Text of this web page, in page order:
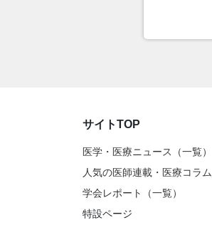
サイトTOP
医学・医療ニュース（一覧）
人気の医師連載・医療コラム
学会レポート（一覧）
特設ページ